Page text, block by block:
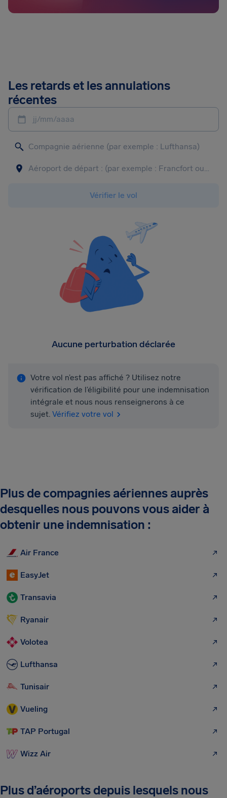
Les retards et les annulations
récentes
jj/mm/aaaa
Vérifier le vol
Aucune perturbation déclarée
Votre vol n’est pas affiché ? Utilisez notre
vérification de l’éligibilité pour une indemnisation
intégrale et nous nous renseignerons à ce
sujet. Vérifiez votre vol
Plus de compagnies aériennes auprès
desquelles nous pouvons vous aider à
obtenir une indemnisation :
Air France
EasyJet
Transavia
Ryanair
Volotea
Lufthansa
Tunisair
Vueling
TAP Portugal
Wizz Air
Plus d’aéroports depuis lesquels nous